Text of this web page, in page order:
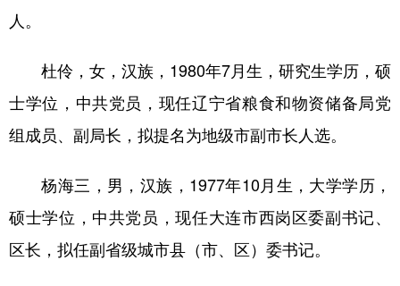
人。
杜伶，女，汉族，1980年7月生，研究生学历，硕
士学位，中共党员，现任辽宁省粮食和物资储备局党
组成员、副局长，拟提名为地级市副市长人选。
杨海三，男，汉族，1977年10月生，大学学历，
硕士学位，中共党员，现任大连市西岗区委副书记、
区长，拟任副省级城市县（市、区）委书记。